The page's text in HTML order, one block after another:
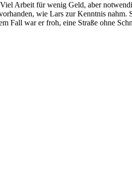
Arbeit für wenig Geld, aber
wie Lars zur Kenntnis nahm.
Fall war er froh, eine Straße ohne